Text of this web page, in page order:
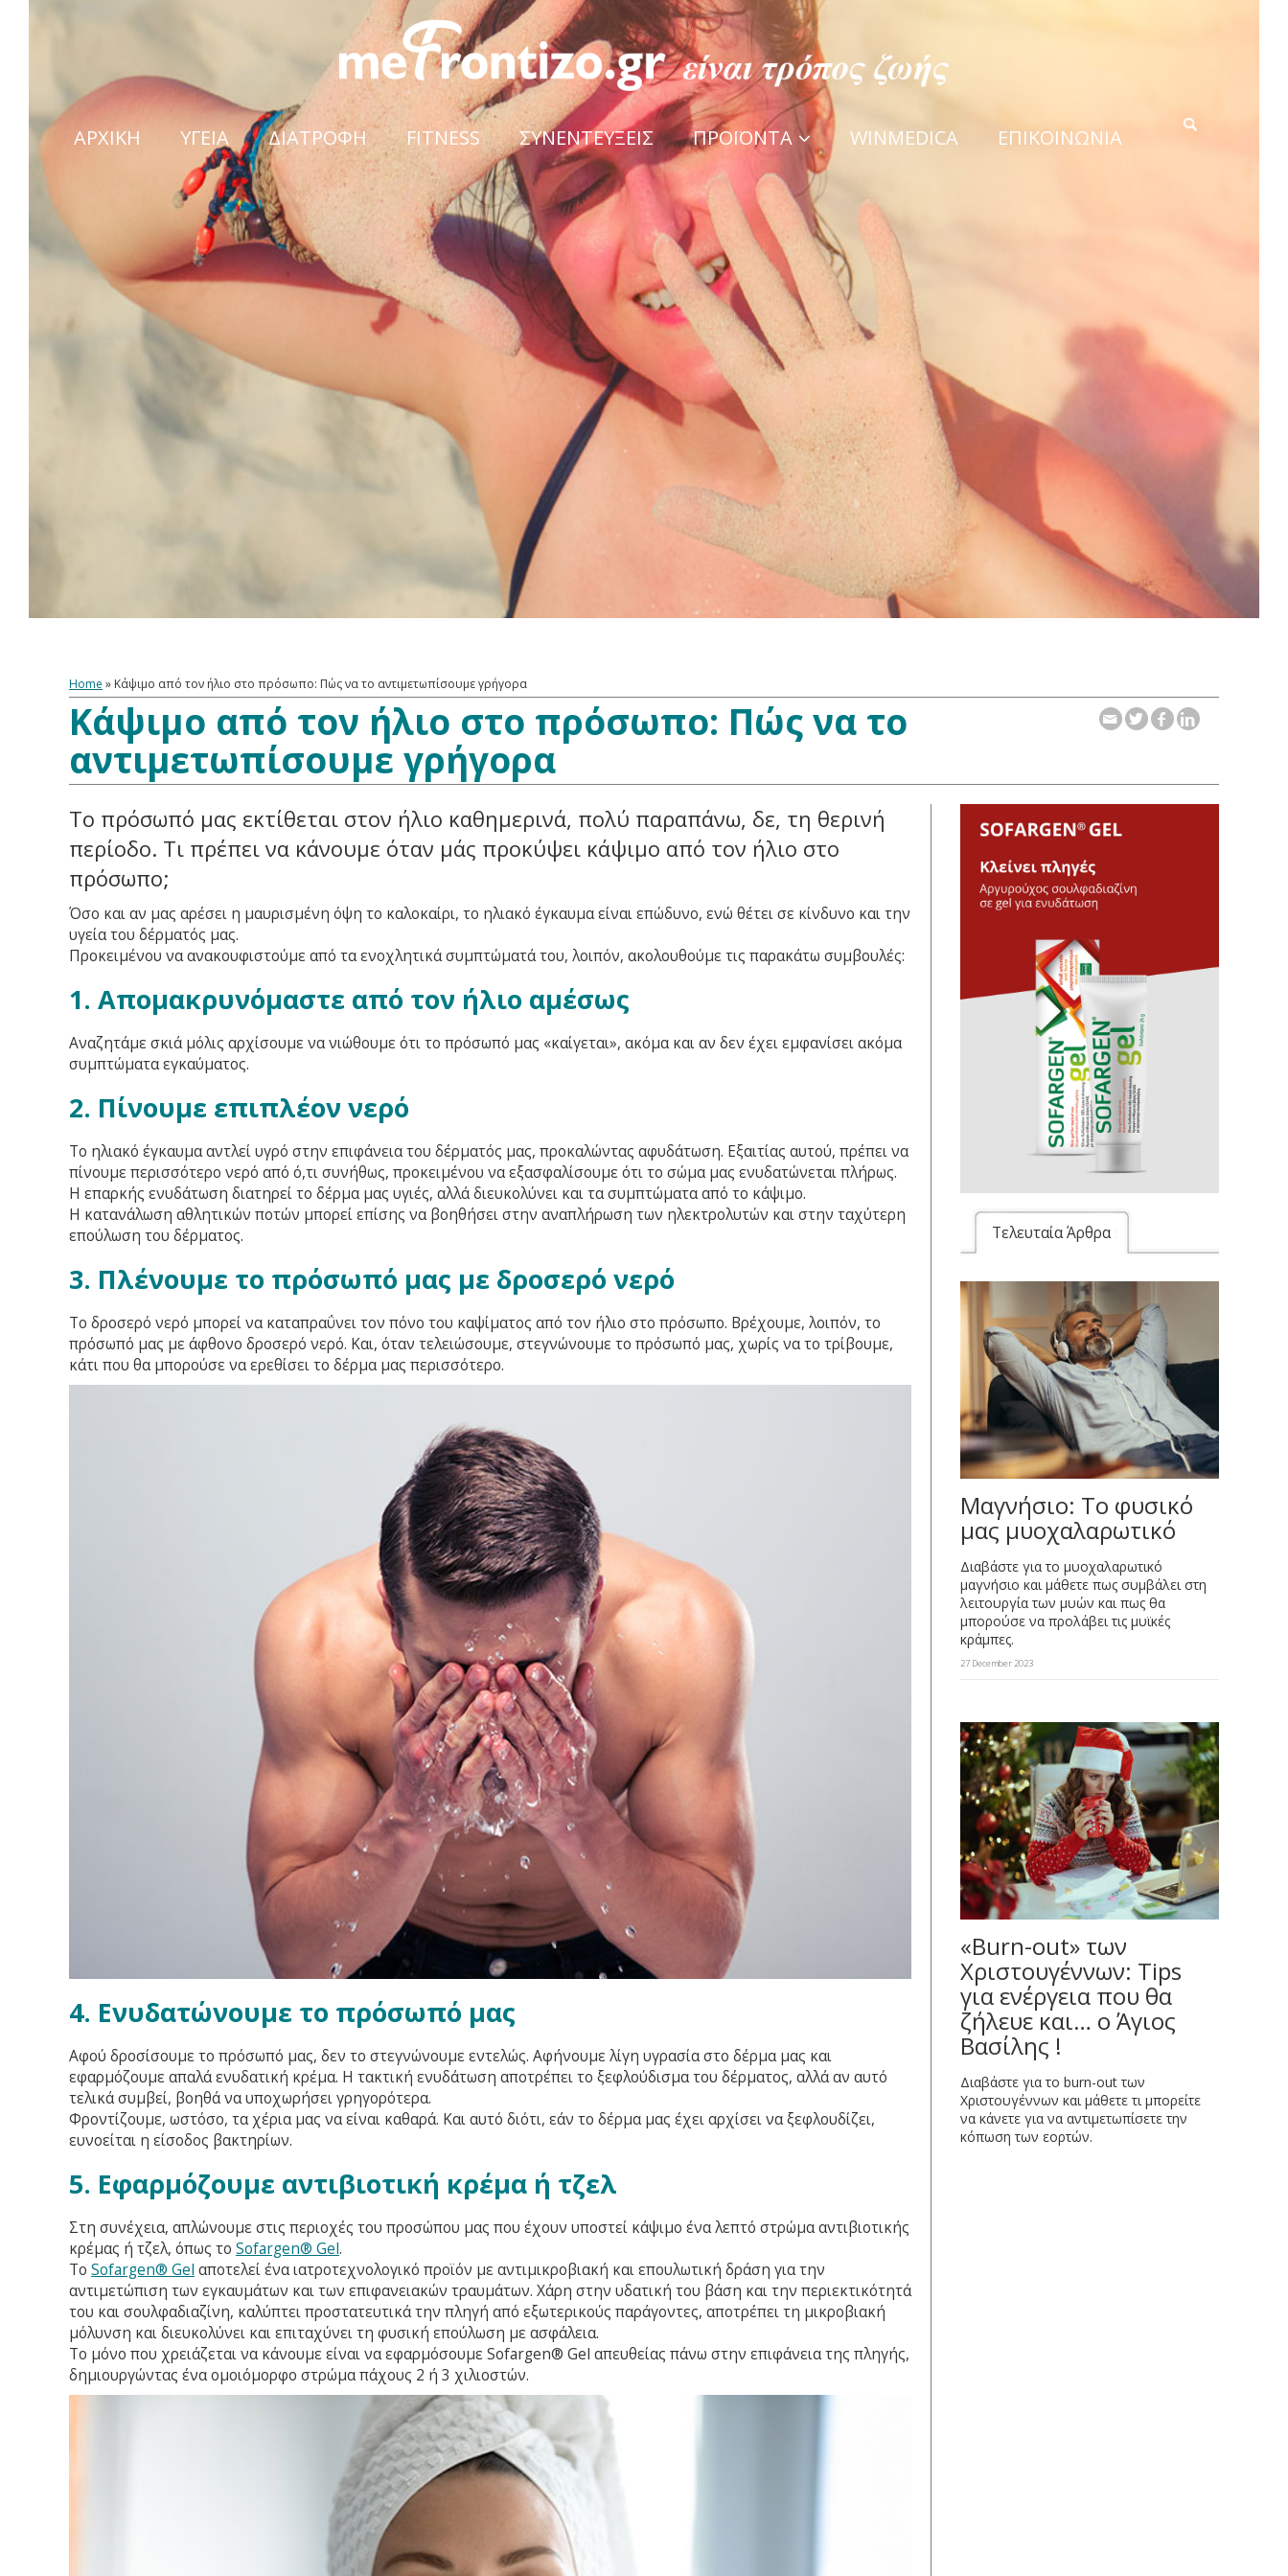
ΑΡΧΙΚΗ ΥΓΕΙΑ ΔΙΑΤΡΟΦΗ FITNESS ΣΥΝΕΝΤΕΥΞΕΙΣ ΠΡΟΪΟΝΤΑ WINMEDICA ΕΠΙΚΟΙΝΩΝΙΑ
Home » Κάψιμο από τον ήλιο στο πρόσωπο: Πώς να το αντιμετωπίσουμε γρήγορα
Κάψιμο από τον ήλιο στο πρόσωπο: Πώς να το
αντιμετωπίσουμε γρήγορα
Το πρόσωπό μας εκτίθεται στον ήλιο καθημερινά, πολύ παραπάνω, δε, τη θερινή
περίοδο. Τι πρέπει να κάνουμε όταν μάς προκύψει κάψιμο από τον ήλιο στο
πρόσωπο;
Όσο και αν μας αρέσει η μαυρισμένη όψη το καλοκαίρι, το ηλιακό έγκαυμα είναι επώδυνο, ενώ θέτει σε κίνδυνο και την
υγεία του δέρματός μας.
Προκειμένου να ανακουφιστούμε από τα ενοχλητικά συμπτώματά του, λοιπόν, ακολουθούμε τις παρακάτω συμβουλές:
1. Απομακρυνόμαστε από τον ήλιο αμέσως
Αναζητάμε σκιά μόλις αρχίσουμε να νιώθουμε ότι το πρόσωπό μας «καίγεται», ακόμα και αν δεν έχει εμφανίσει ακόμα
συμπτώματα εγκαύματος.
2. Πίνουμε επιπλέον νερό
Το ηλιακό έγκαυμα αντλεί υγρό στην επιφάνεια του δέρματός μας, προκαλώντας αφυδάτωση. Εξαιτίας αυτού, πρέπει να
πίνουμε περισσότερο νερό από ό,τι συνήθως, προκειμένου να εξασφαλίσουμε ότι το σώμα μας ενυδατώνεται πλήρως.
Η επαρκής ενυδάτωση διατηρεί το δέρμα μας υγιές, αλλά διευκολύνει και τα συμπτώματα από το κάψιμο.
Η κατανάλωση αθλητικών ποτών μπορεί επίσης να βοηθήσει στην αναπλήρωση των ηλεκτρολυτών και στην ταχύτερη
επούλωση του δέρματος.
3. Πλένουμε το πρόσωπό μας με δροσερό νερό
Το δροσερό νερό μπορεί να καταπραΰνει τον πόνο του καψίματος από τον ήλιο στο πρόσωπο. Βρέχουμε, λοιπόν, το
πρόσωπό μας με άφθονο δροσερό νερό. Και, όταν τελειώσουμε, στεγνώνουμε το πρόσωπό μας, χωρίς να το τρίβουμε,
κάτι που θα μπορούσε να ερεθίσει το δέρμα μας περισσότερο.
4. Ενυδατώνουμε το πρόσωπό μας
Αφού δροσίσουμε το πρόσωπό μας, δεν το στεγνώνουμε εντελώς. Αφήνουμε λίγη υγρασία στο δέρμα μας και
εφαρμόζουμε απαλά ενυδατική κρέμα. Η τακτική ενυδάτωση αποτρέπει το ξεφλούδισμα του δέρματος, αλλά αν αυτό
τελικά συμβεί, βοηθά να υποχωρήσει γρηγορότερα.
Φροντίζουμε, ωστόσο, τα χέρια μας να είναι καθαρά. Και αυτό διότι, εάν το δέρμα μας έχει αρχίσει να ξεφλουδίζει,
ευνοείται η είσοδος βακτηρίων.
5. Εφαρμόζουμε αντιβιοτική κρέμα ή τζελ
Στη συνέχεια, απλώνουμε στις περιοχές του προσώπου μας που έχουν υποστεί κάψιμο ένα λεπτό στρώμα αντιβιοτικής
κρέμας ή τζελ, όπως το Sofargen® Gel.
Το Sofargen® Gel αποτελεί ένα ιατροτεχνολογικό προϊόν με αντιμικροβιακή και επουλωτική δράση για την
αντιμετώπιση των εγκαυμάτων και των επιφανειακών τραυμάτων. Χάρη στην υδατική του βάση και την περιεκτικότητά
του και σουλφαδιαζίνη, καλύπτει προστατευτικά την πληγή από εξωτερικούς παράγοντες, αποτρέπει τη μικροβιακή
μόλυνση και διευκολύνει και επιταχύνει τη φυσική επούλωση με ασφάλεια.
Το μόνο που χρειάζεται να κάνουμε είναι να εφαρμόσουμε Sofargen® Gel απευθείας πάνω στην επιφάνεια της πληγής,
δημιουργώντας ένα ομοιόμορφο στρώμα πάχους 2 ή 3 χιλιοστών.
Τελευταία Άρθρα
Μαγνήσιο: Το φυσικό
μας μυοχαλαρωτικό
Διαβάστε για το μυοχαλαρωτικό
μαγνήσιο και μάθετε πως συμβάλει στη
λειτουργία των μυών και πως θα
μπορούσε να προλάβει τις μυϊκές
κράμπες.
27 December 2023
«Burn-out» των
Χριστουγέννων: Tips
για ενέργεια που θα
ζήλευε και… ο Άγιος
Βασίλης !
Διαβάστε για το burn-out των
Χριστουγέννων και μάθετε τι μπορείτε
να κάνετε για να αντιμετωπίσετε την
κόπωση των εορτών.